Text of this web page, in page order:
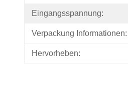
Eingangsspannung:
Verpackung Informationen:
Hervorheben: